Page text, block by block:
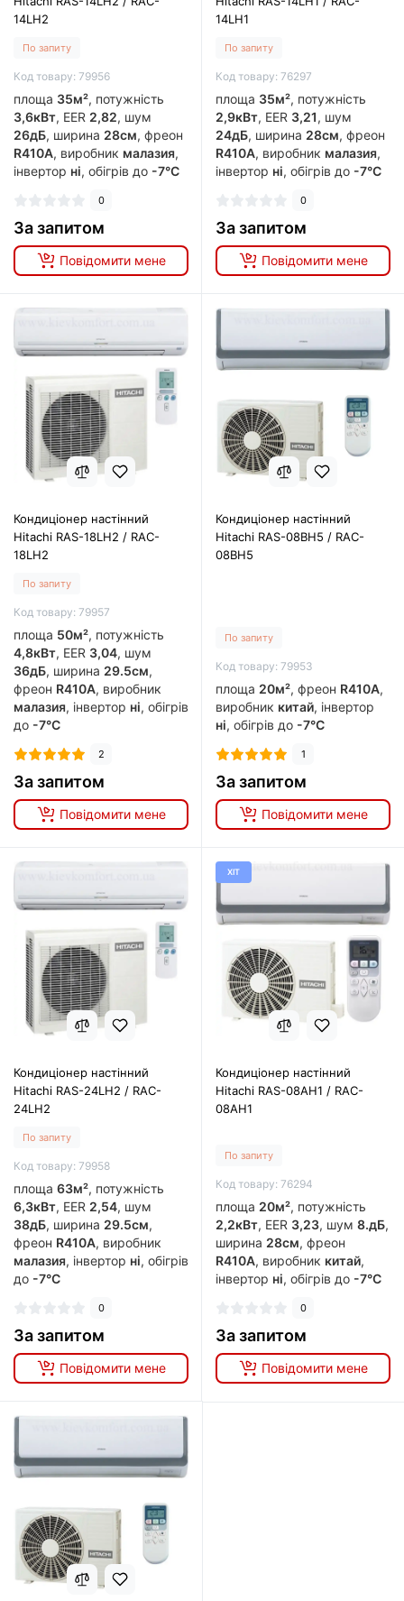
14LH2
По запиту
Код товару: 79956
площа 35м², потужність
3,6кВт, EER 2,82, шум
26дБ, ширина 28см, фреон
R410A, виробник малазия,
інвертор ні, обігрів до -7°C
0
За запитом
Повідомити мене
14LH1
По запиту
Код товару: 76297
площа 35м², потужність
2,9кВт, EER 3,21, шум
24дБ, ширина 28см, фреон
R410A, виробник малазия,
інвертор ні, обігрів до -7°C
0
За запитом
Повідомити мене
Кондиціонер настінний
Hitachi RAS-18LH2 / RAC-
18LH2
По запиту
Код товару: 79957
площа 50м², потужність
4,8кВт, EER 3,04, шум
36дБ, ширина 29.5см,
фреон R410A, виробник
малазия, інвертор ні, обігрів
до -7°C
2
За запитом
Повідомити мене
Кондиціонер настінний
Hitachi RAS-08BH5 / RAC-
08BH5
По запиту
Код товару: 79953
площа 20м², фреон R410A,
виробник китай, інвертор
ні, обігрів до -7°C
1
За запитом
Повідомити мене
Кондиціонер настінний
Hitachi RAS-24LH2 / RAC-
24LH2
По запиту
Код товару: 79958
площа 63м², потужність
6,3кВт, EER 2,54, шум
38дБ, ширина 29.5см,
фреон R410A, виробник
малазия, інвертор ні, обігрів
до -7°C
0
За запитом
Повідомити мене
ХІТ
Кондиціонер настінний
Hitachi RAS-08AH1 / RAC-
08AH1
По запиту
Код товару: 76294
площа 20м², потужність
2,2кВт, EER 3,23, шум 8.дБ,
ширина 28см, фреон
R410A, виробник китай,
інвертор ні, обігрів до -7°C
0
За запитом
Повідомити мене